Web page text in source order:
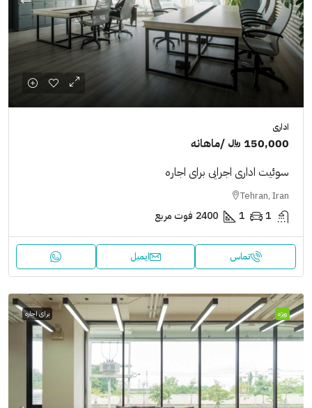
اداری
150,000 ﷼
/ماهانه
سوئیت اداری اجرایی برای اجاره
Tehran, Iran
1
1
2400 فوت مربع
تماس ایمیل
ویژه برای اجاره